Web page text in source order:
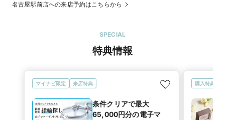
名古屋駅前店への来店予約はこちらから
SPECIAL
特典情報
マイナビ限定 来店特典
条件クリアで最大
65,000円分の電子マ
購入特典